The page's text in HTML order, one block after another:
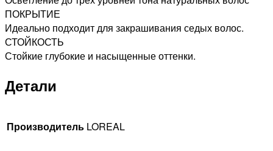
ПОКРЫТИЕ
Идеально подходит для закрашивания седых волос.
СТОЙКОСТЬ
Стойкие глубокие и насыщенные оттенки.
Детали
Производитель LOREAL